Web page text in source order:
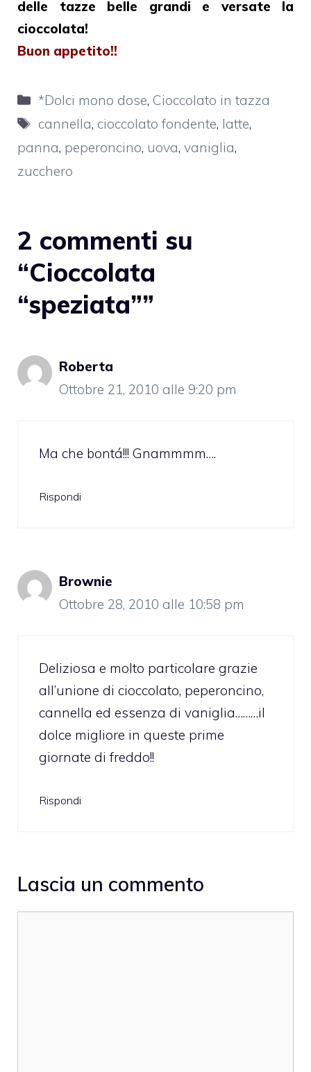
delle tazze belle grandi e versate la
cioccolata!
Buon appetito!!
Categorie
*Dolci mono dose, Cioccolato in tazza
Tag
cannella, cioccolato fondente, latte,
panna, peperoncino, uova, vaniglia,
zucchero
2 commenti su
“Cioccolata
“speziata””
Roberta
Ottobre 21, 2010 alle 9:20 pm
Ma che bontá!!! Gnammmm….
Rispondi
Brownie
Ottobre 28, 2010 alle 10:58 pm
Deliziosa e molto particolare grazie
all’unione di cioccolato, peperoncino,
cannella ed essenza di vaniglia………il
dolce migliore in queste prime
giornate di freddo!!
Rispondi
Lascia un commento